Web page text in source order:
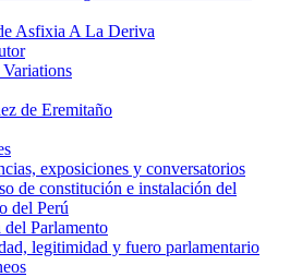
Asfixia A La Deriva
de Eremitaño
exposiciones y conversatorios
de constitución e instalación del
del Perú
del Parlamento
legitimidad y fuero parlamentario